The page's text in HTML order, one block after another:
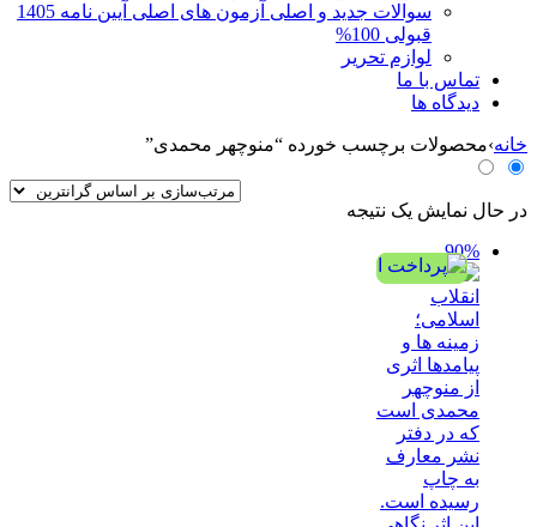
سوالات جدید و اصلی آزمون های اصلی آیین نامه 1405
قبولی 100%
لوازم تحریر
تماس با ما
دیدگاه ها
خانه›محصولات برچسب خورده “منوچهر محمدی”
در حال نمایش یک نتیجه
90%